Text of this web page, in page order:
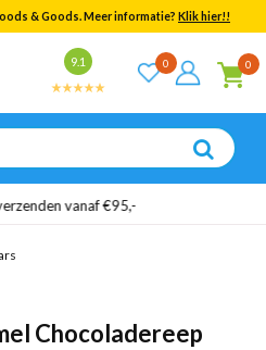
& Goods. Meer informatie? Klik hier!!
9.1 0 0
resultaten
vanaf €95,-
Chocoladereep